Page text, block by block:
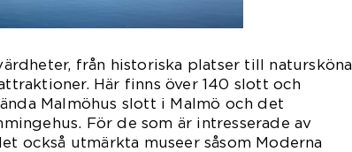
från historiska platser till natursköna
Här finns över 140 slott och
Malmöhus slott i Malmö och det
För de som är intresserade av
också utmärkta museer såsom Moderna